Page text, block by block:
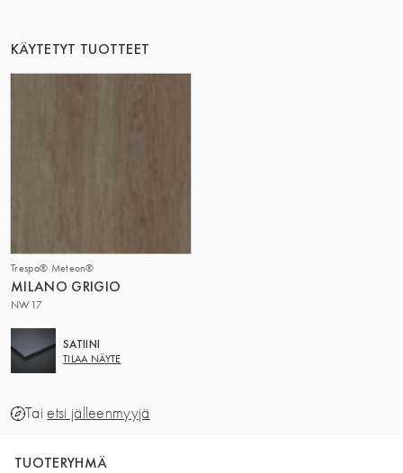
KÄYTETYT TUOTTEET
Trespa® Meteon®
MILANO GRIGIO
NW17
SATIINI
TILAA NÄYTE
Taietsi jälleenmyyjä
TUOTERYHMÄ